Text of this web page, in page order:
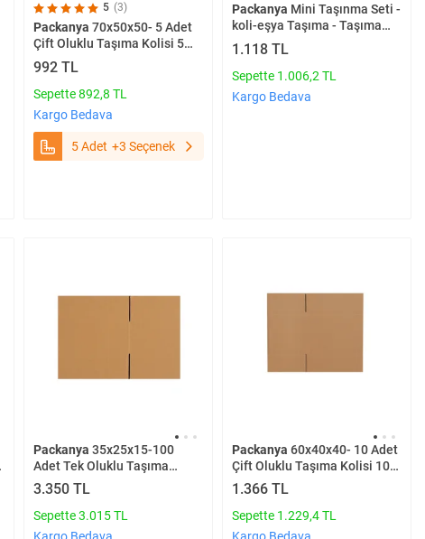
5 (3)
Packanya 70x50x50- 5 Adet
Çift Oluklu Taşıma Kolisi 5
Adet
992 TL
Sepette 892,8 TL
Kargo Bedava
5 Adet +3 Seçenek
Packanya Mini Taşınma Seti -
koli-eşya Taşıma - Taşıma
Kolisi
1.118 TL
Sepette 1.006,2 TL
Kargo Bedava
Packanya 35x25x15-100
Adet Tek Oluklu Taşıma
Kolisi 100 Adet
3.350 TL
Sepette 3.015 TL
Packanya 60x40x40- 10 Adet
Çift Oluklu Taşıma Kolisi 10
Adet
1.366 TL
Sepette 1.229,4 TL